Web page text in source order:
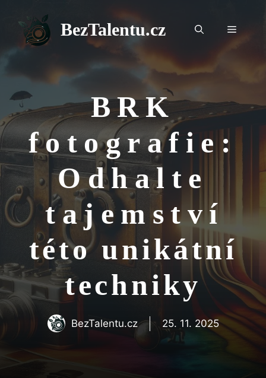
obsah
BezTalentu.cz Menu
BRK
fotografie:
Odhalte
tajemství
této unikátní
techniky
BezTalentu.cz 25. 11. 2025